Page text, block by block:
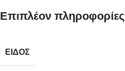
Επιπλέον πληροφορίες
ΕΊΔΟΣ